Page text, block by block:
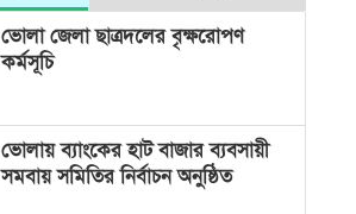
ভোলা জেলা ছাত্রদলের বৃক্ষরোপণ
কর্মসূচি
ভোলায় ব্যাংকের হাট বাজার ব্যবসায়ী
সমবায় সমিতির নির্বাচন অনুষ্ঠিত